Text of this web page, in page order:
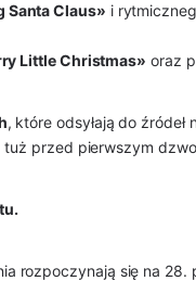
Santa Claus» i
Little Christmas» oraz
, które odsyłają do
przed pierwszym
rozpoczynają się na 28.